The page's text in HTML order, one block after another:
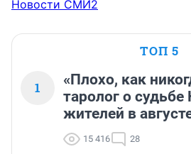
Новости СМИ2
ТОП 5
1
«Плохо, как
таролог о судьбе
жителей в
15 416 28